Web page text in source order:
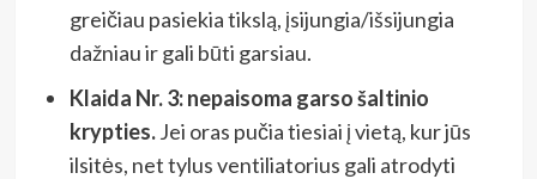
greičiau pasiekia tikslą, įsijungia/išsijungia
dažniau ir gali būti garsiau.
Klaida Nr. 3: nepaisoma garso šaltinio
krypties.Jei oras pučia tiesiai į vietą, kur jūs
ilsitės, net tylus ventiliatorius gali atrodyti